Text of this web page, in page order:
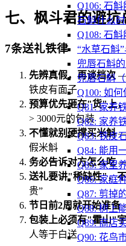
Q106: 石
石斛什么
Q108: 石
“水草石斛
兜唇石斛
兜唇石斛
Q100: 如何
Q81: 家养
Q82: 家养
Q83: 铁皮
Q84: 能用
Q85: 家里
Q86: 家庭
Q87: 剪掉
Q88: 树上
Q89: 商店
Q90: 花鸟
七、枫斗君的避坑
7条送礼铁律
先辨真假，再谈档次
铁皮有面子
预算优先砸在"货"上
> 3000元的包装
不懂就别硬撑买米斛
假米斛
务必告诉对方怎么吃
送礼要讲"稀缺性"，
贵”
节日前2周就开始准备
包装上必须有"霍山"
人等于白送